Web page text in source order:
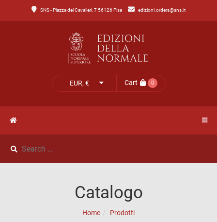
SNS - Piazza dei Cavalieri, 7 56126 Pisa edizioni.orders@sns.it
EUR, € Cart 0
MenuCatalogo
Catalogo
NOVITÀ
NEWS
IL
Catalogo
Home Prodotti